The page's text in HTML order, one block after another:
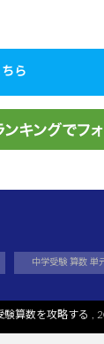
ら
中学受験 算数 単
験算数を攻略する ,